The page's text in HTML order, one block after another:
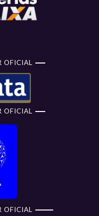
OFICIAL
OFICIAL
OFICIAL